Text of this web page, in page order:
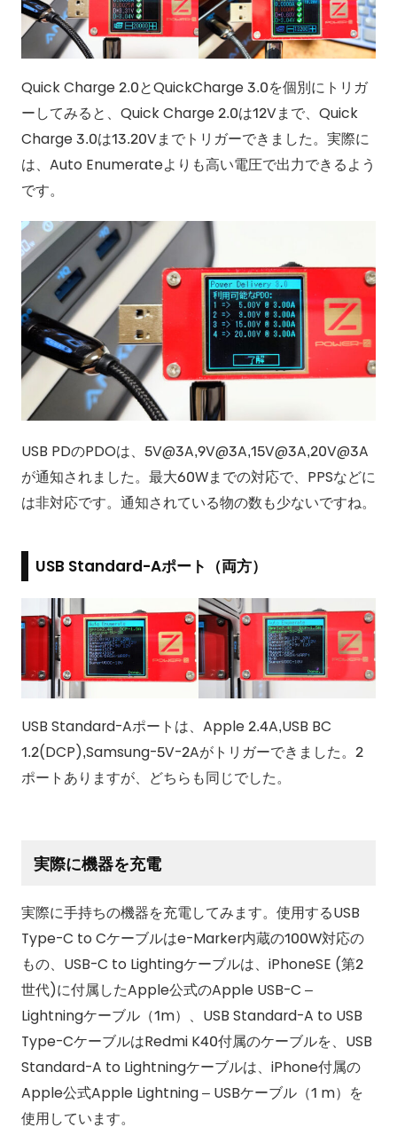
Quick Charge 2.0とQuickCharge 3.0を個別にトリガ
ーしてみると、Quick Charge 2.0は12Vまで、Quick
Charge 3.0は13.20Vまでトリガーできました。実際に
は、Auto Enumerateよりも高い電圧で出力できるよう
です。
USB PDのPDOは、5V@3A,9V@3A,15V@3A,20V@3A
が通知されました。最大60Wまでの対応で、PPSなどに
は非対応です。通知されている物の数も少ないですね。
USB Standard-Aポート（両方）
USB Standard-Aポートは、Apple 2.4A,USB BC
1.2(DCP),Samsung-5V-2Aがトリガーできました。2
ポートありますが、どちらも同じでした。
実際に機器を充電
実際に手持ちの機器を充電してみます。使用するUSB
Type-C to Cケーブルはe-Marker内蔵の100W対応の
もの、USB-C to Lightingケーブルは、iPhoneSE (第2
世代)に付属したApple公式のApple USB-C –
Lightningケーブル（1m）、USB Standard-A to USB
Type-CケーブルはRedmi K40付属のケーブルを、USB
Standard-A to Lightningケーブルは、iPhone付属の
Apple公式Apple Lightning – USBケーブル（1 m）を
使用しています。